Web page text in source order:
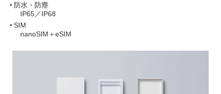
防水・防塵
IP65／IP68
SIM
nanoSIM＋eSIM